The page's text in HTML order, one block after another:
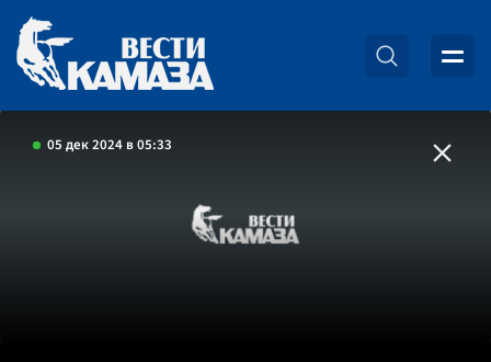
05 дек 2024 в 05:33